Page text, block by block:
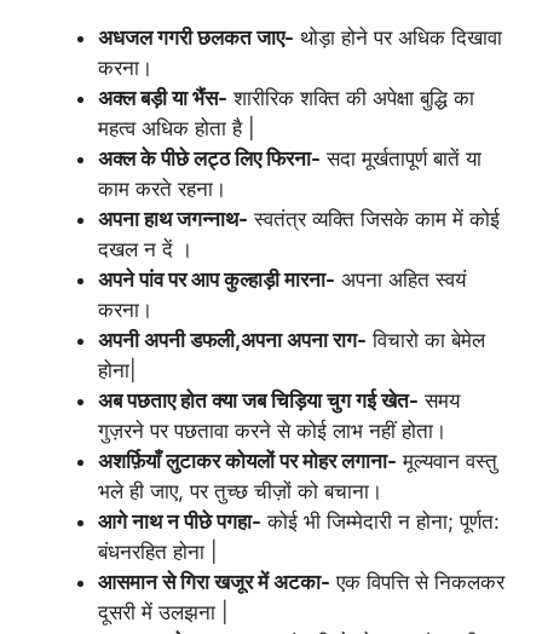
अधजल गगरी छलकत जाए- थोड़ा होने पर अधिक दिखावा
करना।
अक्ल बड़ी या भैंस- शारीरिक शक्ति की अपेक्षा बुद्धि का
महत्व अधिक होता है |
अक्ल के पीछे लट्ठ लिए फिरना- सदा मूर्खतापूर्ण बातें या
काम करते रहना।
अपना हाथ जगन्नाथ- स्वतंत्र व्यक्ति जिसके काम में कोई
दखल न दें ।
अपने पांव पर आप कुल्‍हाड़ी मारना- अपना अहित स्वयं
करना।
अपनी अपनी डफली,अपना अपना राग- विचारो का बेमेल
होना|
अब पछताए होत क्या जब चिड़िया चुग गई खेत- समय
गुज़रने पर पछतावा करने से कोई लाभ नहीं होता।
अशर्फ़ियाँ लुटाकर कोयलों पर मोहर लगाना- मूल्यवान वस्तु
भले ही जाए, पर तुच्छ चीज़ों को बचाना।
आगे नाथ न पीछे पगहा- कोई भी जिम्मेदारी न होना; पूर्णत:
बंधनरहित होना |
आसमान से गिरा खजूर में अटका- एक विपत्ति से निकलकर
दूसरी में उलझना |